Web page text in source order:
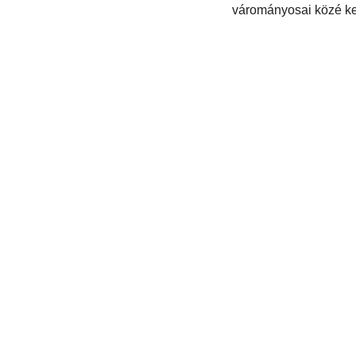
várományosai közé